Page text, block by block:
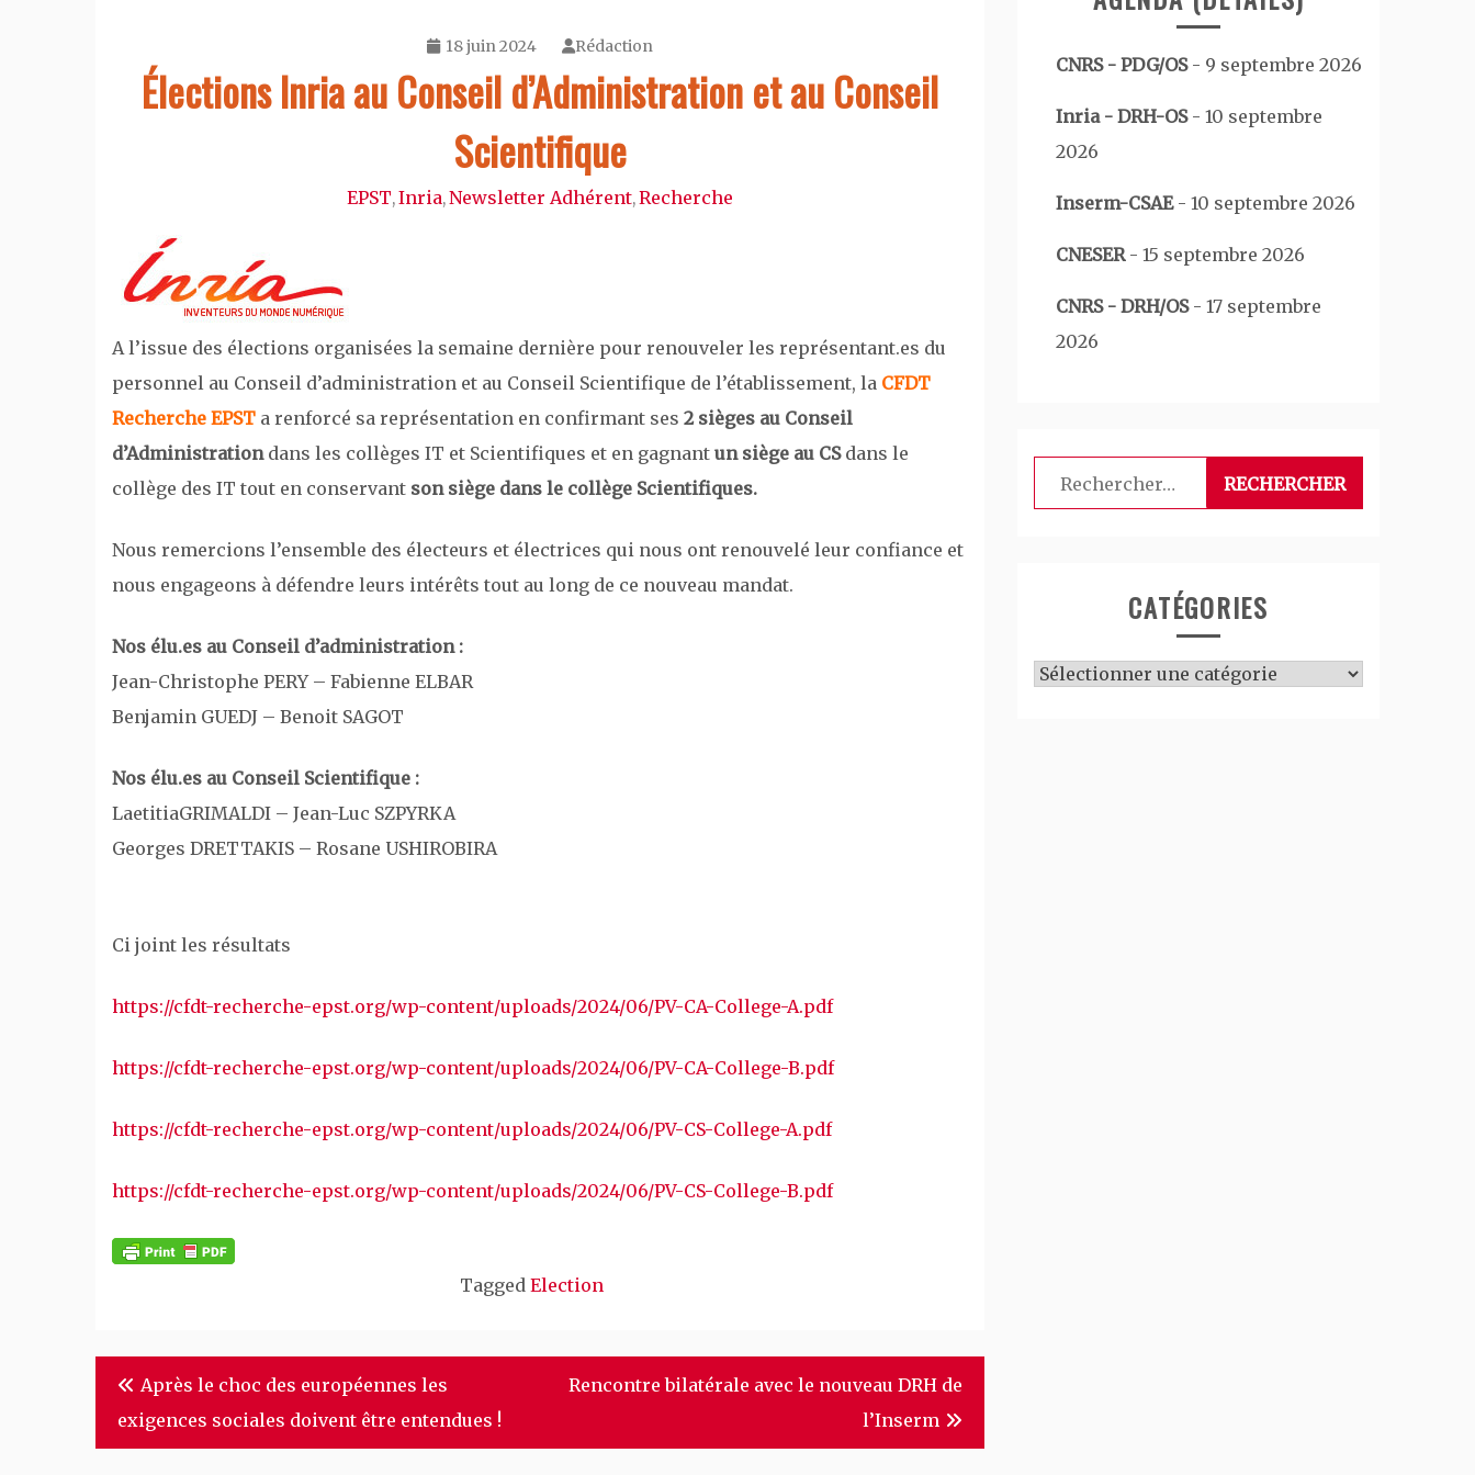
18 juin 2024 Rédaction
Élections Inria au Conseil d’Administration et au Conseil
Scientifique
EPST,Inria,Newsletter Adhérent,Recherche
A l’issue des élections organisées la semaine dernière pour renouveler les représentant.es du
personnel au Conseil d’administration et au Conseil Scientifique de l’établissement, la CFDT
Recherche EPST a renforcé sa représentation en confirmant ses 2 sièges au Conseil
d’Administrationdans les collèges IT et Scientifiques et en gagnant un siège au CSdans le
collège des IT tout en conservant son siège dans le collège Scientifiques.
Nous remercions l’ensemble des électeurs et électrices qui nous ont renouvelé leur confiance et
nous engageons à défendre leurs intérêts tout au long de ce nouveau mandat.
Nos élu.es au Conseil d’administration :
Jean-Christophe PERY – Fabienne ELBAR
Benjamin GUEDJ – Benoit SAGOT
Nos élu.es au Conseil Scientifique :
LaetitiaGRIMALDI – Jean-Luc SZPYRKA
Georges DRETTAKIS – Rosane USHIROBIRA
Ci joint les résultats
https://cfdt-recherche-epst.org/wp-content/uploads/2024/06/PV-CA-College-A.pdf
https://cfdt-recherche-epst.org/wp-content/uploads/2024/06/PV-CA-College-B.pdf
https://cfdt-recherche-epst.org/wp-content/uploads/2024/06/PV-CS-College-A.pdf
https://cfdt-recherche-epst.org/wp-content/uploads/2024/06/PV-CS-College-B.pdf
Tagged Election
Navigation
l’article
Après le choc des européennes les
exigences sociales doivent être entendues !
Rencontre bilatérale avec le nouveau DRH de
l’Inserm
CNRS - PDG/OS- 9 septembre 2026
Inria - DRH-OS- 10 septembre
2026
Inserm-CSAE- 10 septembre 2026
CNESER- 15 septembre 2026
CNRS - DRH/OS- 17 septembre
2026
Rechercher :
CATÉGORIES
Catégories